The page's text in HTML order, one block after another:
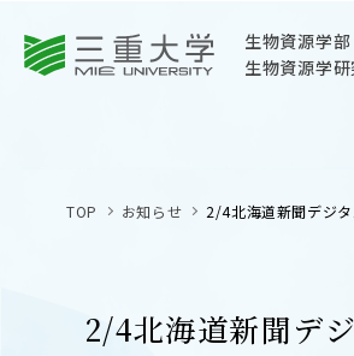
三重
生物資源学部
生物資源学
生物資源学研究科
TEL 059-232-1211（
TOP お知らせ 2/4北海道新聞デジ
2/4北海道新聞デ